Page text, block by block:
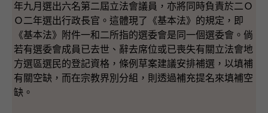
年九月選出六名第二屆立法會議員，亦將同時負責於二Ｏ
Ｏ二年選出行政長官。這體現了《基本法》的規定，即
《基本法》附件一和二所指的選委會是同一個選委會。倘
若有選委會成員已去世、辭去席位或已喪失有關立法會地
方選區選民的登記資格，條例草案建議安排補選，以填補
有關空缺，而在宗教界別分組，則透過補充提名來填補空
缺。